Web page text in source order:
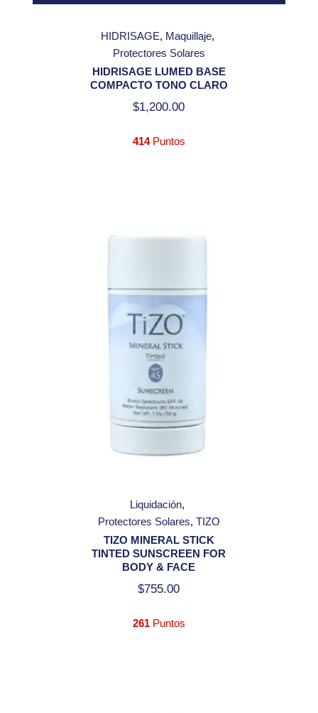
HIDRISAGE Maquillaje
Protectores Solares
HIDRISAGE LUMED BASE
COMPACTO TONO CLARO
$1,200.00
414Puntos
Liquidación
Protectores Solares TIZO
TIZO MINERAL STICK
TINTED SUNSCREEN FOR
BODY & FACE
$755.00
261Puntos